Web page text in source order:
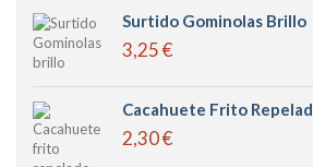
Surtido Gominolas Brillo
3,25 €
Cacahuete Frito
2,30 €